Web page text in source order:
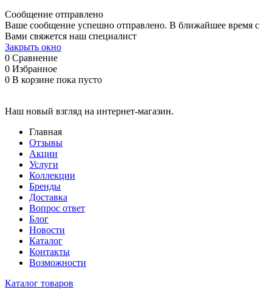
Сообщение отправлено
Ваше сообщение успешно отправлено. В ближайшее время с
Вами свяжется наш специалист
Закрыть окно
0 Сравнение
0 Избранное
0 В корзине пока пусто
Наш новый взгляд на интернет-магазин.
Главная
Отзывы
Акции
Услуги
Коллекции
Бренды
Доставка
Вопрос ответ
Блог
Новости
Каталог
Контакты
Возможности
Каталог товаров